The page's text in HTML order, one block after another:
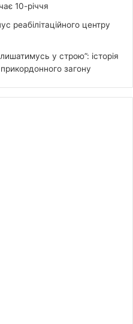
10-річчя
реабілітаційного центру
у строю”: історія
загону